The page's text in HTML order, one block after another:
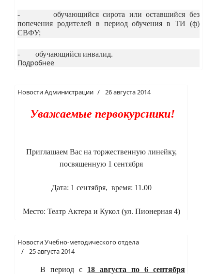
- обучающийся сирота или оставшийся без
попечения родителей в период обучения в ТИ (ф)
СВФУ;
- обучающийся инвалид.
Подробнее
Новости Администрации 26 августа 2014
Уважаемые первокурсники!
Приглашаем Вас на торжественную линейку,
посвященную 1 сентября
Дата: 1 сентября, время: 11.00
Место: Театр Актера и Кукол (ул. Пионерная 4)
Новости Учебно-методического отдела
25 августа 2014
В период с 18 августа по 6 сентября